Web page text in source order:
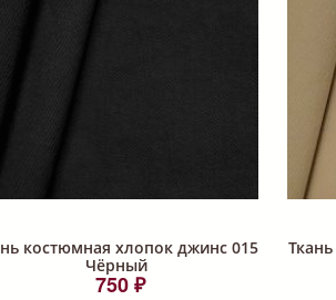
костюмная хлопок джинс 015
Чёрный
750 ₽